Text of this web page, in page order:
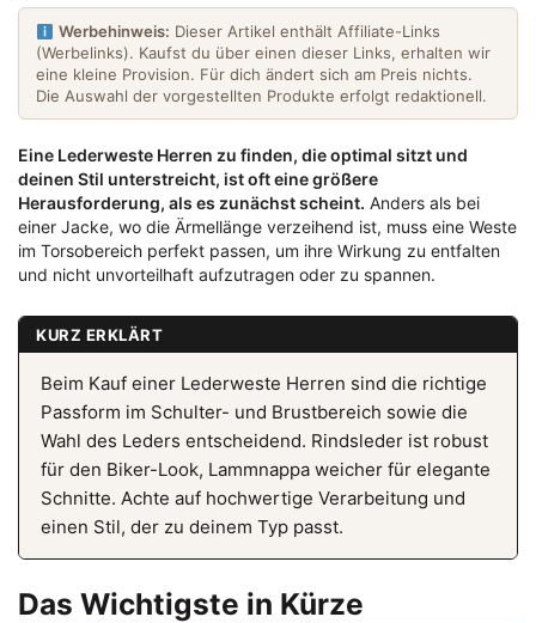
Werbehinweis: Dieser Artikel enthält Affiliate-Links
(Werbelinks). Kaufst du über einen dieser Links, erhalten wir
eine kleine Provision. Für dich ändert sich am Preis nichts.
Die Auswahl der vorgestellten Produkte erfolgt redaktionell.
Eine Lederweste Herren zu finden, die optimal sitzt und
deinen Stil unterstreicht, ist oft eine größere
Herausforderung, als es zunächst scheint. Anders als bei
einer Jacke, wo die Ärmellänge verzeihend ist, muss eine Weste
im Torsobereich perfekt passen, um ihre Wirkung zu entfalten
und nicht unvorteilhaft aufzutragen oder zu spannen.
KURZ ERKLÄRT
Beim Kauf einer Lederweste Herren sind die richtige
Passform im Schulter- und Brustbereich sowie die
Wahl des Leders entscheidend. Rindsleder ist robust
für den Biker-Look, Lammnappa weicher für elegante
Schnitte. Achte auf hochwertige Verarbeitung und
einen Stil, der zu deinem Typ passt.
Das Wichtigste in Kürze